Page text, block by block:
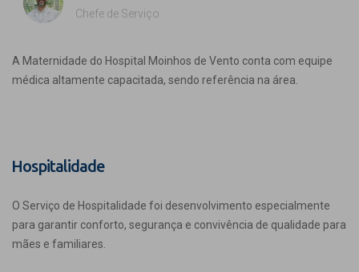
Chefe de Serviço
A Maternidade do Hospital Moinhos de Vento conta com equipe
médica altamente capacitada, sendo referência na área.
Hospitalidade
O Serviço de Hospitalidade foi desenvolvimento especialmente
para garantir conforto, segurança e convivência de qualidade para
mães e familiares.